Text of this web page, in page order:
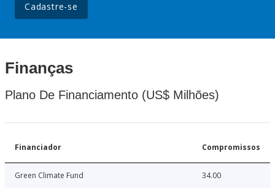
Cadastre-se
Finanças
Plano De Financiamento (US$ Milhões)
Financiador Compromissos
Green Climate Fund 34.00